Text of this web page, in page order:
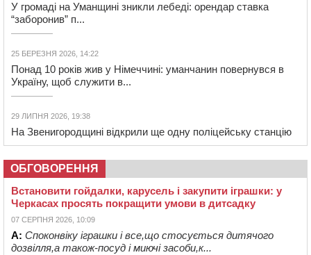
У громаді на Уманщині зникли лебеді: орендар ставка
“заборонив” п...
25 БЕРЕЗНЯ 2026, 14:22
Понад 10 років жив у Німеччині: уманчанин повернувся в
Україну, щоб служити в...
29 ЛИПНЯ 2026, 19:38
На Звенигородщині відкрили ще одну поліцейську станцію
ОБГОВОРЕННЯ
Встановити гойдалки, карусель і закупити іграшки: у
Черкасах просять покращити умови в дитсадку
07 СЕРПНЯ 2026, 10:09
А: Споконвіку іграшки і все,що стосується дитячого
дозвілля,а також-посуд і миючі засоби,к...